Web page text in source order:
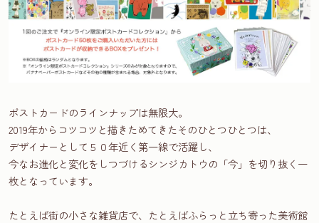
ポストカードのラインナップは無限大。
2019年からコツコツと描きためてきたそのひとつひとつは、
デザイナーとして５０年近く第一線で活躍し、
今なお進化と変化をしつづけるシンジカトウの「今」を切り抜く一
枚となっています。
たとえば街の小さな雑貨店で、たとえばふらっと立ち寄った美術館